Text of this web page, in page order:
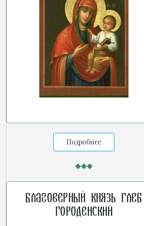
Подробнее
Благоверный князь Глеб
Городенский